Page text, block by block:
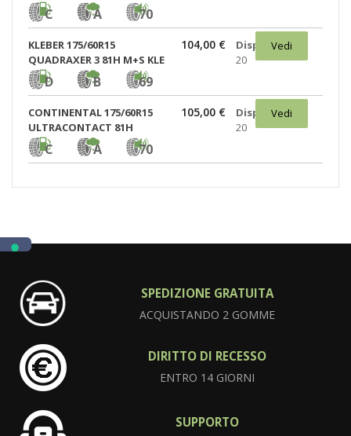
C A 70
KLEBER 175/60R15
QUADRAXER 3 81H M+S KLE
D B 69
104,00 €
Disponibili:
20
Vedi
CONTINENTAL 175/60R15
ULTRACONTACT 81H
C A 70
105,00 €
Disponibili:
20
Vedi
SPEDIZIONE GRATUITA
ACQUISTANDO 2 GOMME
DIRITTO DI RECESSO
ENTRO 14 GIORNI
SUPPORTO